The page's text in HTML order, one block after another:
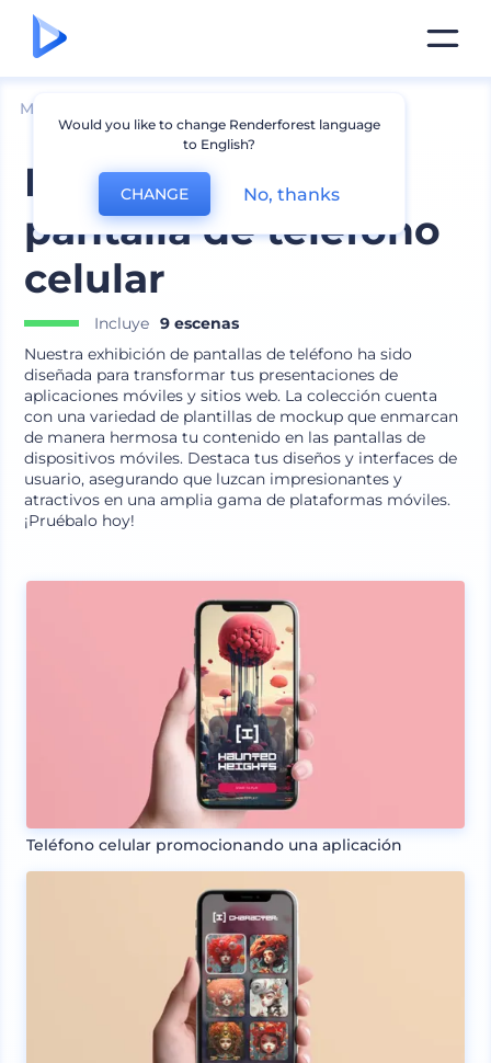
Mockups
Exhibición de
pantalla de teléfono
celular
Incluye 9 escenas
Nuestra exhibición de pantallas de teléfono ha sido
diseñada para transformar tus presentaciones de
aplicaciones móviles y sitios web. La colección cuenta
con una variedad de plantillas de mockup que enmarcan
de manera hermosa tu contenido en las pantallas de
dispositivos móviles. Destaca tus diseños y interfaces de
usuario, asegurando que luzcan impresionantes y
atractivos en una amplia gama de plataformas móviles.
¡Pruébalo hoy!
Teléfono celular promocionando una aplicación
Would you like to change Renderforest language
to English?
CHANGE No, thanks